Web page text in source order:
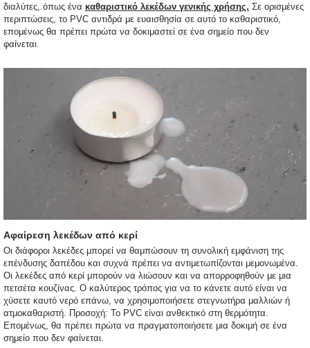
διαλύτες, όπως ένα καθαριστικό λεκέδων γενικής χρήσης. Σε ορισμένες
περιπτώσεις, το PVC αντιδρά με ευαισθησία σε αυτό το καθαριστικό,
επομένως θα πρέπει πρώτα να δοκιμαστεί σε ένα σημείο που δεν
φαίνεται.
Αφαίρεση λεκέδων από κερί
Οι διάφοροι λεκέδες μπορεί να θαμπώσουν τη συνολική εμφάνιση της
επένδυσης δαπέδου και συχνά πρέπει να αντιμετωπίζονται μεμονωμένα.
Οι λεκέδες από κερί μπορούν να λιώσουν και να απορροφηθούν με μια
πετσέτα κουζίνας. Ο καλύτερος τρόπος για να το κάνετε αυτό είναι να
χύσετε καυτό νερό επάνω, να χρησιμοποιήσετε στεγνωτήρα μαλλιών ή
ατμοκαθαριστή. Προσοχή: Το PVC είναι ανθεκτικό στη θερμότητα.
Επομένως, θα πρέπει πρώτα να πραγματοποιήσετε μια δοκιμή σε ένα
σημείο που δεν φαίνεται.